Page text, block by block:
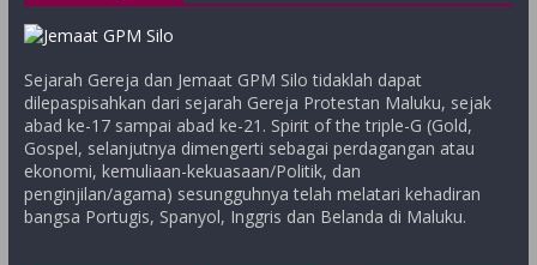
Sejarah Gereja dan Jemaat GPM Silo tidaklah dapat
dilepaspisahkan dari sejarah Gereja Protestan Maluku, sejak
abad ke-17 sampai abad ke-21. Spirit of the triple-G (Gold,
Gospel, selanjutnya dimengerti sebagai perdagangan atau
ekonomi, kemuliaan-kekuasaan/Politik, dan
penginjilan/agama) sesungguhnya telah melatari kehadiran
bangsa Portugis, Spanyol, Inggris dan Belanda di Maluku.